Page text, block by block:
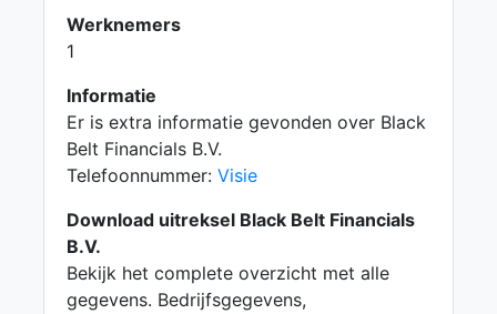
Werknemers
1
Informatie
Er is extra informatie gevonden over Black
Belt Financials B.V.
Telefoonnummer: Visie
Download uitreksel Black Belt Financials
B.V.
Bekijk het complete overzicht met alle
gegevens. Bedrijfsgegevens,